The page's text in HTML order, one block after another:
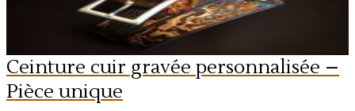
Ceinture cuir gravée personnalisée –
Pièce unique